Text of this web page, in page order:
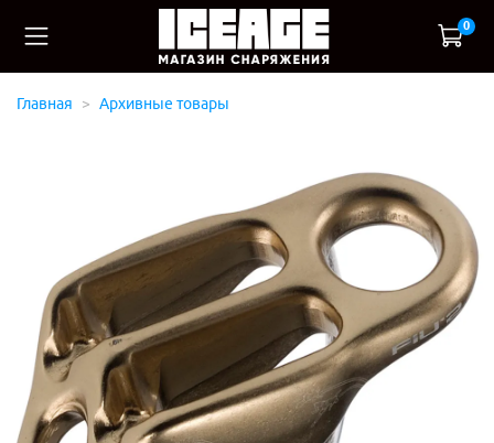
0
Главная Архивные товары